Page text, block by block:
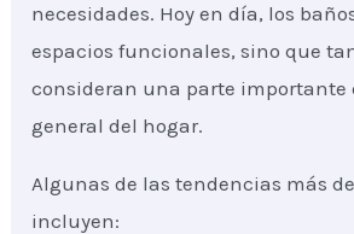
necesidades. Hoy en día, los
espacios funcionales, sino que
consideran una parte importante
general del hogar.
Algunas de las tendencias más
incluyen: